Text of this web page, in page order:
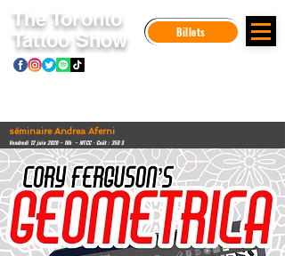
Billets
The Toronto
Tattoo Show
Vendredi 12 juin 2020 – 18h – MTCC - Coût : 350 $
séminaire Andrea Aferni